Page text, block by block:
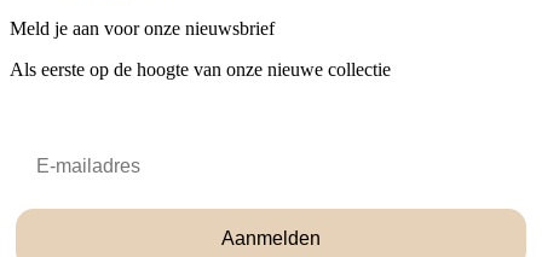
Meld je aan voor onze nieuwsbrief
Als eerste op de hoogte van onze nieuwe collectie
Aanmelden